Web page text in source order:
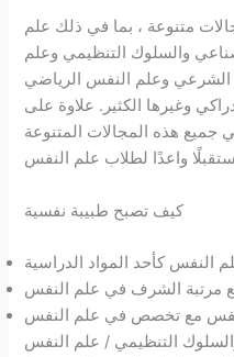
متنوعة ، بما في ذلك علم
والسلوك التنظيمي وعلم
وعلم النفس الرياضي
وغيرها الكثير. علاوة على
جميع هذه المجالات المتنوعة
كيف تصبح طبيبة نفسية
مرتبة الشرف في علم النفس
مع تخصص في علم النفس
التنظيمي / علم النفس